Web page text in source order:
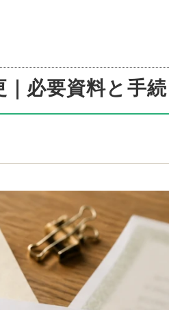
必要資料と手続を司法書士が解説
必要資料と手